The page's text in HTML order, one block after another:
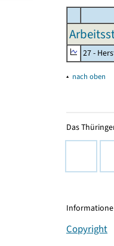
27 -
▴ nach oben
Das
Copyright